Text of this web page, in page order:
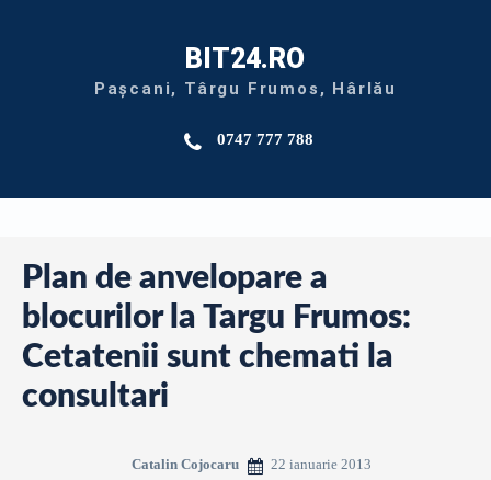
BIT24.RO
Pașcani, Târgu Frumos, Hârlău
0747 777 788
Plan de anvelopare a
blocurilor la Targu Frumos:
Cetatenii sunt chemati la
consultari
Catalin Cojocaru 22 ianuarie 2013